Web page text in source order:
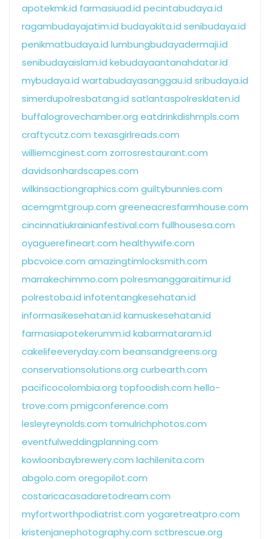
apotekmk.id farmasiuad.id pecintabudaya.id
ragambudayajatim.id budayakita.id senibudaya.id
penikmatbudaya.id lumbungbudayadermaji.id
senibudayaislam.id kebudayaantanahdatar.id
mybudaya.id wartabudayasanggau.id sribudaya.id
simerdupolresbatang.id satlantaspolresklaten.id
buffalogrovechamber.org eatdrinkdishmpls.com
craftycutz.com texasgirlreads.com
williemcginest.com zorrosrestaurant.com
davidsonhardscapes.com
wilkinsactiongraphics.com guiltybunnies.com
acemgmtgroup.com greeneacresfarmhouse.com
cincinnatiukrainianfestival.com fullhousesa.com
oyaguerefineart.com healthywife.com
pbcvoice.com amazingtimlocksmith.com
marrakechimmo.com polresmanggaraitimur.id
polrestoba.id infotentangkesehatan.id
informasikesehatan.id kamuskesehatan.id
farmasiapotekerumm.id kabarmataram.id
cakelifeeveryday.com beansandgreens.org
conservationsolutions.org curbearth.com
pacificocolombia.org topfoodish.com hello-
trove.com pmigconference.com
lesleyreynolds.com tomulrichphotos.com
eventfulweddingplanning.com
kowloonbaybrewery.com lachilenita.com
abgolo.com oregopilot.com
costaricacasadaretodream.com
myfortworthpodiatrist.com yogaretreatpro.com
kristenjanephotography.com sctbrescue.org